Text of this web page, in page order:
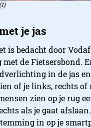
is bedacht door
de Fietsersbond.
in de jas
of je links, rechts of
zien op je rug
als je gaat
in op je